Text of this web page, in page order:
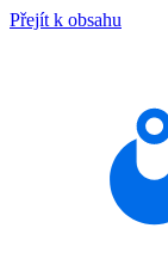
Přejít k obsahu